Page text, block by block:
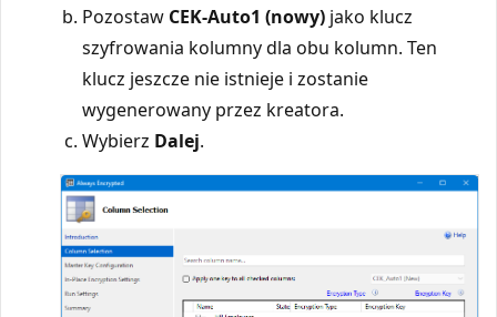
Pozostaw CEK-Auto1 (nowy) jako klucz
szyfrowania kolumny dla obu kolumn. Ten
klucz jeszcze nie istnieje i zostanie
wygenerowany przez kreatora.
Wybierz Dalej.